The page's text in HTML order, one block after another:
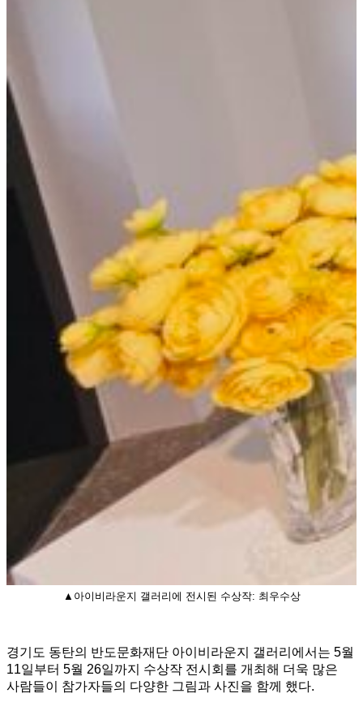
▲아이비라운지 갤러리에 전시된 수상작: 최우수상
경기도 동탄의 반도문화재단 아이비라운지 갤러리에서는 5월
11일부터 5월 26일까지 수상작 전시회를 개최해 더욱 많은
사람들이 참가자들의 다양한 그림과 사진을 함께 했다.